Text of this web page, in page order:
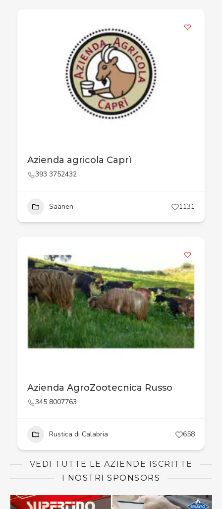
Azienda agricola Caprì
393 3752432
Saanen 1131
Azienda AgroZootecnica Russo
345 8007763
Rustica di Calabria 658
VEDI TUTTE LE AZIENDE ISCRITTE
I NOSTRI SPONSORS